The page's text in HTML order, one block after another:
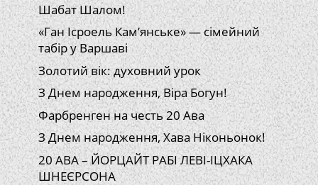
Шабат Шалом!
«Ган Ісроель Кам’янське» — сімейний
табір у Варшаві
Золотий вік: духовний урок
З Днем народження, Віра Богун!
Фарбренген на честь 20 Ава
З Днем народження, Хава Ніконьонок!
20 АВА – ЙОРЦАЙТ РАБІ ЛЕВІ-ІЦХАКА
ШНЕЄРСОНА